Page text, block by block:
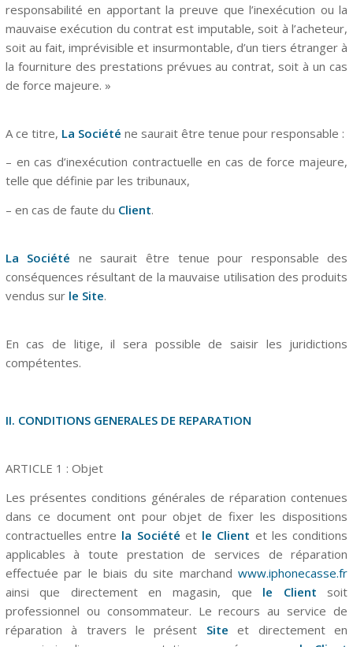
responsabilité en apportant la preuve que l’inexécution ou la
mauvaise exécution du contrat est imputable, soit à l’acheteur,
soit au fait, imprévisible et insurmontable, d’un tiers étranger à
la fourniture des prestations prévues au contrat, soit à un cas
de force majeure. »
A ce titre, La Société ne saurait être tenue pour responsable :
– en cas d’inexécution contractuelle en cas de force majeure,
telle que définie par les tribunaux,
– en cas de faute du Client.
La Société ne saurait être tenue pour responsable des
conséquences résultant de la mauvaise utilisation des produits
vendus sur le Site.
En cas de litige, il sera possible de saisir les juridictions
compétentes.
II. CONDITIONS GENERALES DE REPARATION
ARTICLE 1 : Objet
Les présentes conditions générales de réparation contenues
dans ce document ont pour objet de fixer les dispositions
contractuelles entre la Société et le Client et les conditions
applicables à toute prestation de services de réparation
effectuée par le biais du site marchandwww.iphonecasse.fr
ainsi que directement en magasin, que le Client soit
professionnel ou consommateur. Le recours au service de
réparation à travers le présent Siteet directement en